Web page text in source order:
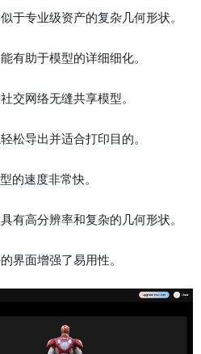
于专业级资产的复杂几何形状。
有助于模型的详细细化。
交网络无缝共享模型。
松导出并适合打印目的。
的速度非常快。
有高分辨率和复杂的几何形状。
界面增强了易用性。